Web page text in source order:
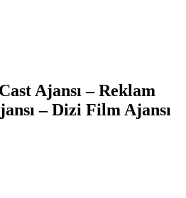
Ajansı – Reklam
– Dizi Film Ajansı